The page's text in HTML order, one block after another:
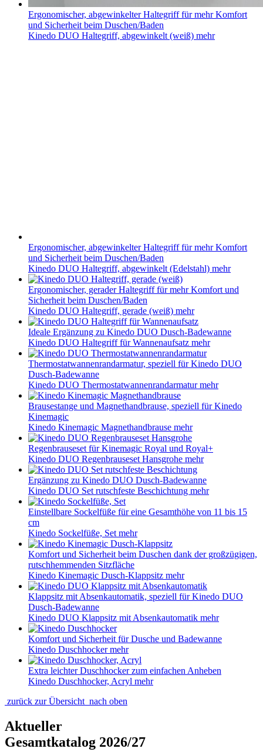
Ergonomischer, abgewinkelter Haltegriff für mehr Komfort
und Sicherheit beim Duschen/Baden
Kinedo DUO Haltegriff, abgewinkelt (weiß) mehr
Ergonomischer, abgewinkelter Haltegriff für mehr Komfort
und Sicherheit beim Duschen/Baden
Kinedo DUO Haltegriff, abgewinkelt (Edelstahl) mehr
Ergonomischer, gerader Haltegriff für mehr Komfort und
Sicherheit beim Duschen/Baden
Kinedo DUO Haltegriff, gerade (weiß) mehr
Ideale Ergänzung zu Kinedo DUO Dusch-Badewanne
Kinedo DUO Haltegriff für Wannenaufsatz mehr
Thermostatwannenrandarmatur, speziell für Kinedo DUO
Dusch-Badewanne
Kinedo DUO Thermostatwannenrandarmaturmehr
Brausestange und Magnethandbrause, speziell für Kinedo
Kinemagic
Kinedo Kinemagic Magnethandbrause mehr
Regenbrauseset für Kinemagic Royal und Royal+
Kinedo DUO Regenbrauseset Hansgrohe mehr
Ergänzung zu Kinedo DUO Dusch-Badewanne
Kinedo DUO Set rutschfeste Beschichtung mehr
Einstellbare Sockelfüße für eine Gesamthöhe von 11 bis 15
cm
Kinedo Sockelfüße, Set mehr
Komfort und Sicherheit beim Duschen dank der großzügigen,
rutschhemmenden Sitzfläche
Kinedo Kinemagic Dusch-Klappsitz mehr
Klappsitz mit Absenkautomatik, speziell für Kinedo DUO
Dusch-Badewanne
Kinedo DUO Klappsitz mit Absenkautomatik mehr
Komfort und Sicherheit für Dusche und Badewanne
Kinedo Duschhockermehr
Extra leichter Duschhocker zum einfachen Anheben
Kinedo Duschhocker, Acryl mehr
zurück zur Übersicht nach oben
Aktueller
Gesamtkatalog 2026/27